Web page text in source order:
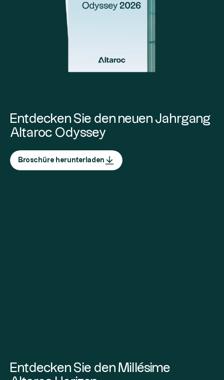
Entdecken Sie den neuen Jahrgang
Altaroc Odyssey
Broschüre herunterladen
Entdecken Sie den Millésime